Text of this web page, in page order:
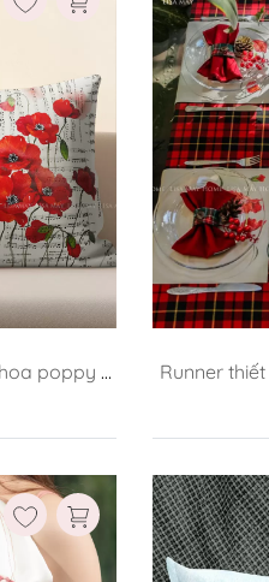
poppy
Runner
Không